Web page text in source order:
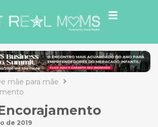
mãe para mãe
de 2019